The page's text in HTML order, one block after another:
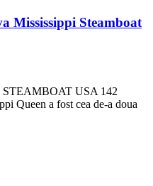
Mississippi Steamboat
USA 142
Queen a fost cea de-a doua